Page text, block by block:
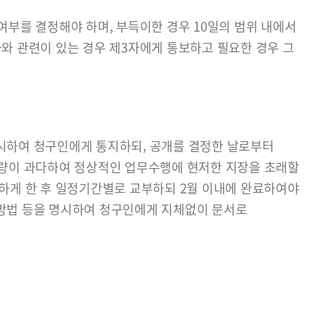
를 결정해야 하며, 부득이한 경우 10일의 범위 내에서
관련이 있는 경우 제3자에게 통보하고 필요한 경우 그
여 청구인에게 통지하되, 공개를 결정한 날로부터
과다하여 정상적인 업무수행에 현저한 지장을 초래할
게 한 후 일정기간별로 교부하되 2월 이내에 완료하여야
등을 명시하여 청구인에게 지체없이 문서로